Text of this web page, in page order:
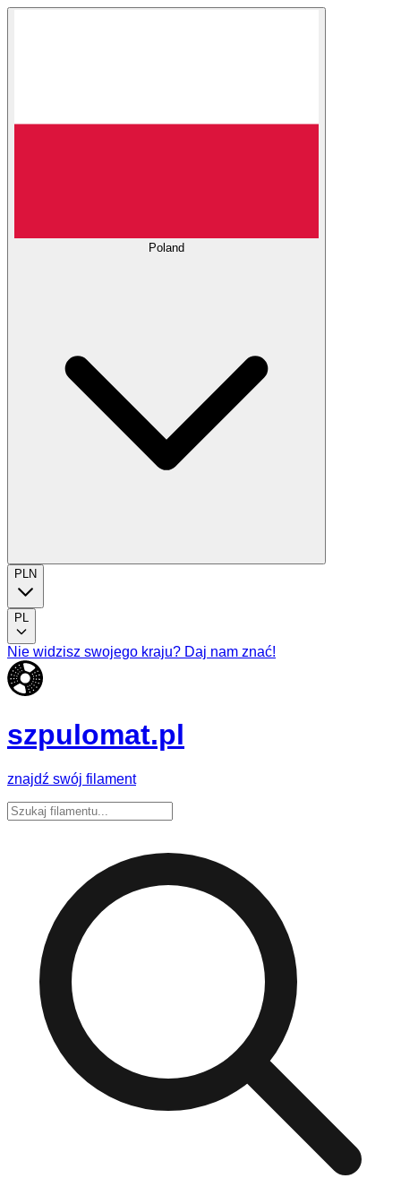
Poland
PLN
PL
Nie widzisz swojego kraju? Daj nam znać!
szpulomat.pl
znajdź swój filament